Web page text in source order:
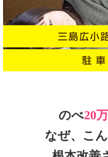
のべ20
なぜ、こ